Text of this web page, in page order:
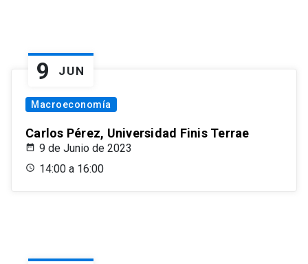
9 JUN
Macroeconomía
Carlos Pérez, Universidad Finis Terrae
9 de Junio de 2023
14:00 a 16:00